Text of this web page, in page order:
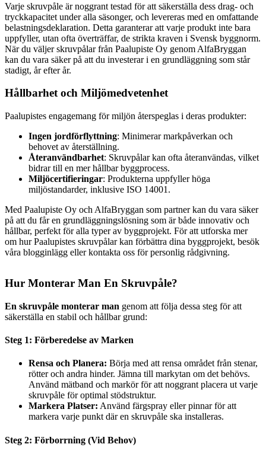
Varje skruvpåle är noggrant testad för att säkerställa dess drag- och
tryckkapacitet under alla säsonger, och levereras med en omfattande
belastningsdeklaration. Detta garanterar att varje produkt inte bara
uppfyller, utan ofta överträffar, de strikta kraven i Svensk byggnorm.
När du väljer skruvpålar från Paalupiste Oy genom AlfaBryggan
kan du vara säker på att du investerar i en grundläggning som står
stadigt, år efter år.
Hållbarhet och Miljömedvetenhet
Paalupistes engagemang för miljön återspeglas i deras produkter:
Ingen jordförflyttning: Minimerar markpåverkan och
behovet av återställning.
Återanvändbarhet: Skruvpålar kan ofta återanvändas, vilket
bidrar till en mer hållbar byggprocess.
Miljöcertifieringar: Produkterna uppfyller höga
miljöstandarder, inklusive ISO 14001.
Med Paalupiste Oy och AlfaBryggan som partner kan du vara säker
på att du får en grundläggningslösning som är både innovativ och
hållbar, perfekt för alla typer av byggprojekt. För att utforska mer
om hur Paalupistes skruvpålar kan förbättra dina byggprojekt, besök
våra blogginlägg eller kontakta oss för personlig rådgivning.
Hur Monterar Man En Skruvpåle?
En skruvpåle monterar man genom att följa dessa steg för att
säkerställa en stabil och hållbar grund:
Steg 1: Förberedelse av Marken
Rensa och Planera: Börja med att rensa området från stenar,
rötter och andra hinder. Jämna till markytan om det behövs.
Använd mätband och markör för att noggrant placera ut varje
skruvpåle för optimal stödstruktur.
Markera Platser: Använd färgspray eller pinnar för att
markera varje punkt där en skruvpåle ska installeras.
Steg 2: Förborrning (Vid Behov)